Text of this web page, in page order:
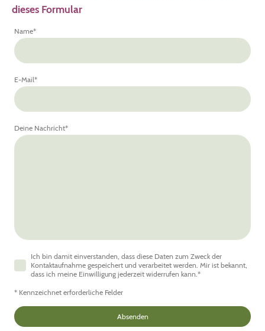
Name*
E-Mail*
Deine Nachricht*
Ich bin damit einverstanden, dass diese Daten zum Zweck der
Kontaktaufnahme gespeichert und verarbeitet werden. Mir ist bekannt,
dass ich meine Einwilligung jederzeit widerrufen kann.*
* Kennzeichnet erforderliche Felder
Absenden
dieses Formular